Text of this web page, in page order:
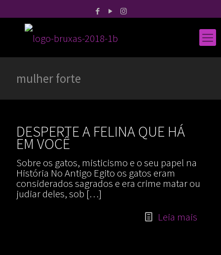
mulher forte
DESPERTE A FELINA QUE HÁ
EM VOCÊ
Sobre os gatos, misticismo e o seu papel na
História No Antigo Egito os gatos eram
considerados sagrados e era crime matar ou
judiar deles, sob […]
Leia mais